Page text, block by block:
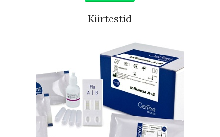
Kiirtestid